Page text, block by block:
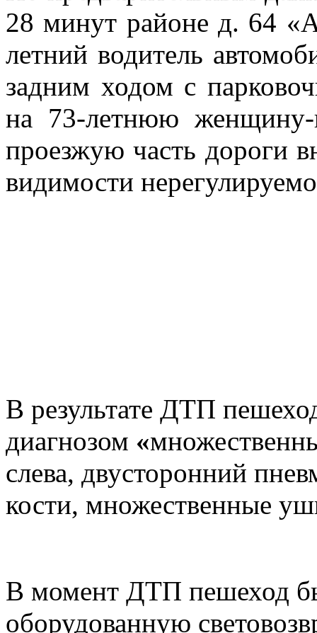
28 минут районе д. 64
летний водитель
задним ходом с
на 73-летнюю женщину-
проезжую часть дороги
видимости
В результате ДТП
диагнозом «
слева, двусторонний
кости, множественные
В момент ДТП пешеход
оборудованную